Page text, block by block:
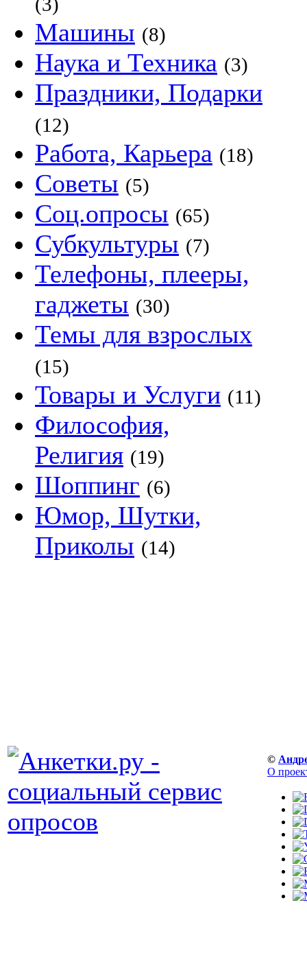
Машины (8)
Наука и Техника (3)
Праздники, Подарки
(12)
Работа, Карьера (18)
Советы (5)
Соц.опросы (65)
Субкультуры (7)
Телефоны, плееры,
гаджеты (30)
Темы для взрослых
(15)
Товары и Услуги (11)
Философия,
Религия (19)
Шоппинг (6)
Юмор, Шутки,
Приколы (14)
©
О